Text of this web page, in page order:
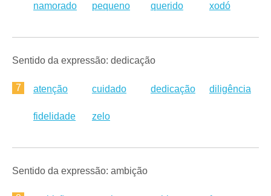
namorado pequeno querido xodó
Sentido da expressão: dedicação
7 atenção cuidado dedicação diligência
fidelidade zelo
Sentido da expressão: ambição